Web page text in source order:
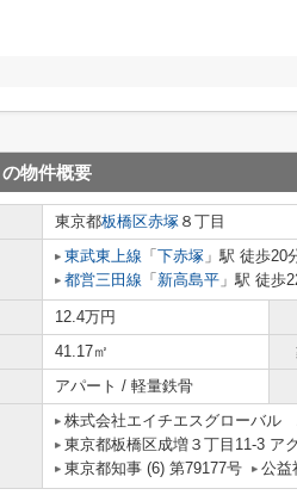
の物件概要
東京都板橋区赤塚 ８丁目
東武東上線 「 下赤塚 」駅 徒歩20
都営三田線 「 新高島平 」駅 徒歩
12.4万円
41.17㎡
アパート / 軽量鉄骨
株式会社エイチエスグローバル
東京都板橋区成増３丁目11-3 ア
東京都知事 (6) 第79177号
公益